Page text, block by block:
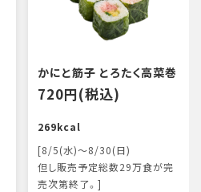
かにと筋子 とろたく高菜巻
720円(税込)
269kcal
[8/5(水)～8/30(日)
但し販売予定総数29万食が完
売次第終了。]